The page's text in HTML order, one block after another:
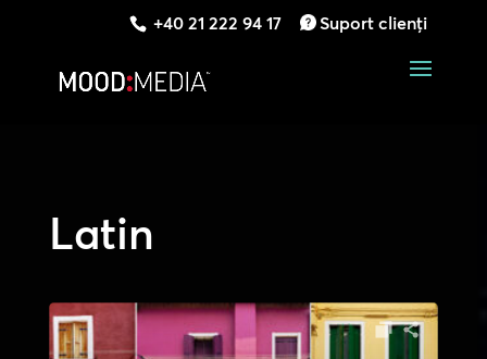
+40 21 222 94 17 Suport clienți
Latin
Player
audio